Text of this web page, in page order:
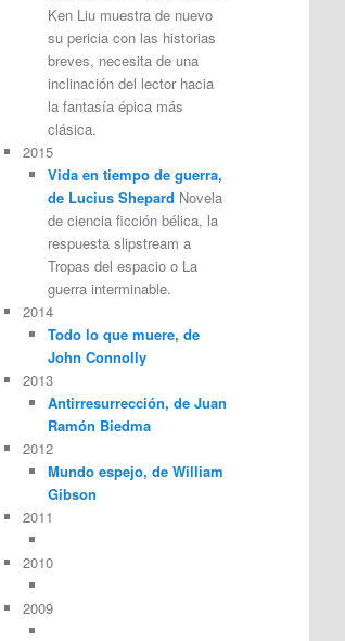
Ken Liu muestra de nuevo
su pericia con las historias
breves, necesita de una
inclinación del lector hacia
la fantasía épica más
clásica.
2015
Vida en tiempo de guerra,
de Lucius Shepard Novela
de ciencia ficción bélica, la
respuesta slipstream a
Tropas del espacio o La
guerra interminable.
2014
Todo lo que muere, de
John Connolly
2013
Antirresurrección, de Juan
Ramón Biedma
2012
Mundo espejo, de William
Gibson
2011
2010
2009